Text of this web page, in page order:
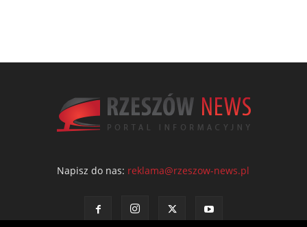
Napisz do nas: reklama@rzeszow-news.pl